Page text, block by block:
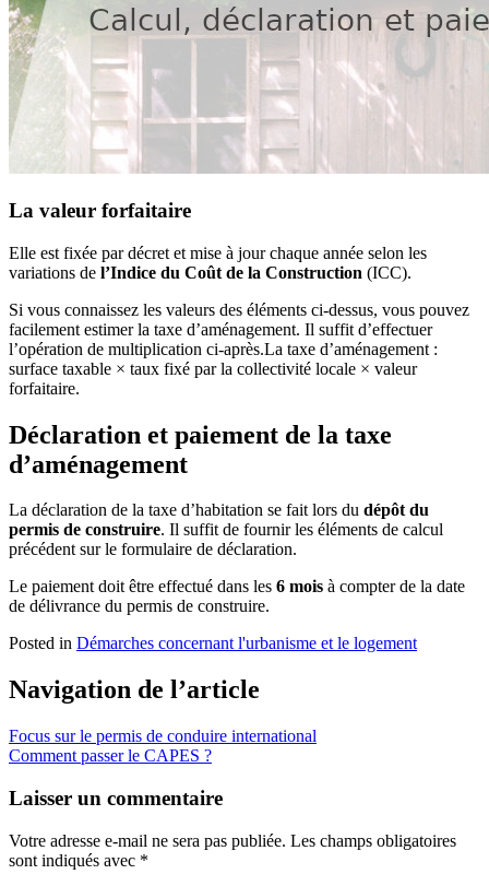
La valeur forfaitaire
Elle est fixée par décret et mise à jour chaque année selon les
variations de l’Indice du Coût de la Construction (ICC).
Si vous connaissez les valeurs des éléments ci-dessus, vous pouvez
facilement estimer la taxe d’aménagement. Il suffit d’effectuer
l’opération de multiplication ci-après.La taxe d’aménagement :
surface taxable × taux fixé par la collectivité locale × valeur
forfaitaire.
Déclaration et paiement de la taxe
d’aménagement
La déclaration de la taxe d’habitation se fait lors du dépôt du
permis de construire. Il suffit de fournir les éléments de calcul
précédent sur le formulaire de déclaration.
Le paiement doit être effectué dans les 6 mois à compter de la date
de délivrance du permis de construire.
Posted in Démarches concernant l'urbanisme et le logement
Navigation de l’article
Focus sur le permis de conduire international
Comment passer le CAPES ?
Laisser un commentaire
Votre adresse e-mail ne sera pas publiée. Les champs obligatoires
sont indiqués avec *